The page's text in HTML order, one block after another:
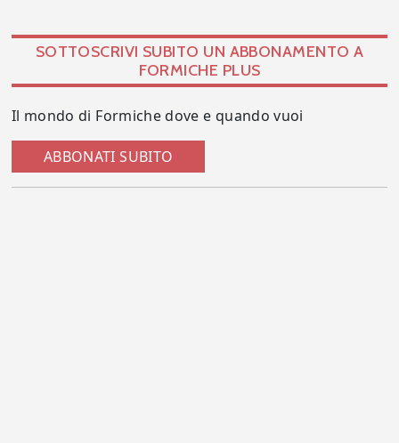
SOTTOSCRIVI SUBITO UN ABBONAMENTO A
FORMICHE PLUS
Il mondo di Formiche dove e quando vuoi
ABBONATI SUBITO